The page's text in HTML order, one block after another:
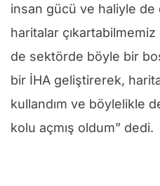
insan gücü ve haliyle
haritalar
de sektörde böyle bir
bir İHA geliştirerek,
kullandım ve böylelikle
kolu açmış oldum” dedi.